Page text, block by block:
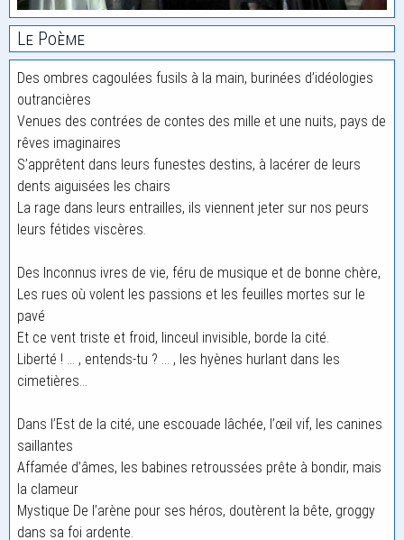
Le Poème
Des ombres cagoulées fusils à la main, burinées d’idéologies
outrancières
Venues des contrées de contes des mille et une nuits, pays de
rêves imaginaires
S’apprêtent dans leurs funestes destins, à lacérer de leurs
dents aiguisées les chairs
La rage dans leurs entrailles, ils viennent jeter sur nos peurs
leurs fétides viscères.
Des Inconnus ivres de vie, féru de musique et de bonne chère,
Les rues où volent les passions et les feuilles mortes sur le
pavé
Et ce vent triste et froid, linceul invisible, borde la cité.
Liberté ! … , entends-tu ? … , les hyènes hurlant dans les
cimetières…
Dans l’Est de la cité, une escouade lâchée, l’œil vif, les canines
saillantes
Affamée d’âmes, les babines retroussées prête à bondir, mais
la clameur
Mystique De l’arène pour ses héros, doutèrent la bête, groggy
dans sa foi ardente.